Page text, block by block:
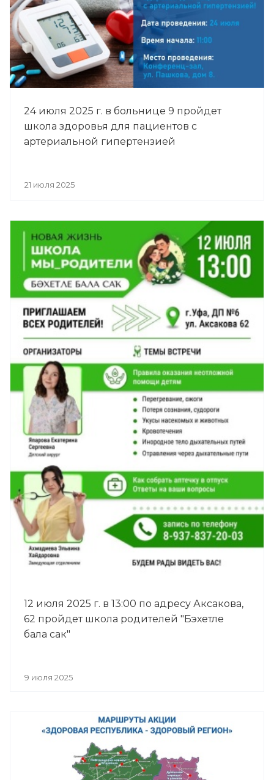
24 июля 2025 г. в больнице 9 пройдет
школа здоровья для пациентов с
артериальной гипертензией
21 июля 2025
12 июля 2025 г. в 13:00 по адресу Аксакова,
62 пройдет школа родителей "Бэхетле
бала сак"
9 июля 2025